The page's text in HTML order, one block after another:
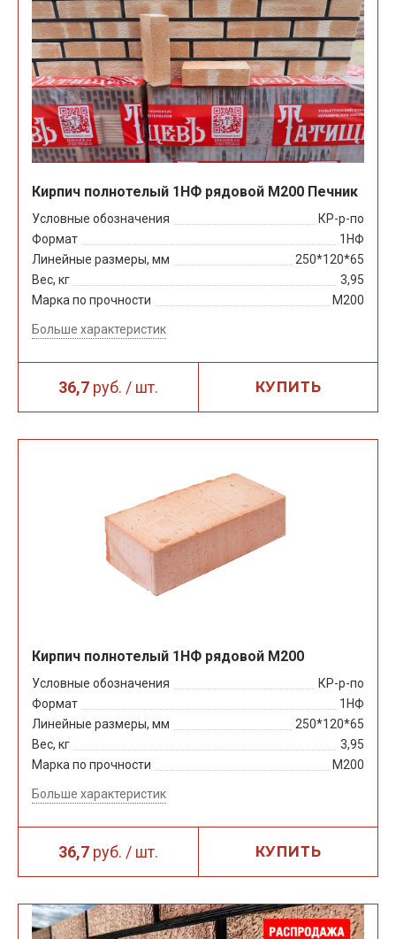
36,7 руб. / шт. КУПИТЬ
Кирпич полнотелый 1НФ рядовой М200 Печник
Условные обозначения
КР-р-по
Формат
1НФ
Линейные размеры, мм
250*120*65
Вес, кг
3,95
Марка по прочности
М200
Больше характеристик
36,7 руб. / шт. КУПИТЬ
Кирпич полнотелый 1НФ рядовой М200
Условные обозначения
КР-р-по
Формат
1НФ
Линейные размеры, мм
250*120*65
Вес, кг
3,95
Марка по прочности
М200
Больше характеристик